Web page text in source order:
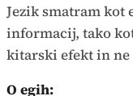
Jezik smatram kot
informacij, tako
kitarski efekt in
O egih: